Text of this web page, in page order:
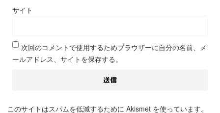
サイト
次回のコメントで使用するためブラウザーに自分の名前、メ
ールアドレス、サイトを保存する。
このサイトはスパムを低減するために Akismet を使っています。